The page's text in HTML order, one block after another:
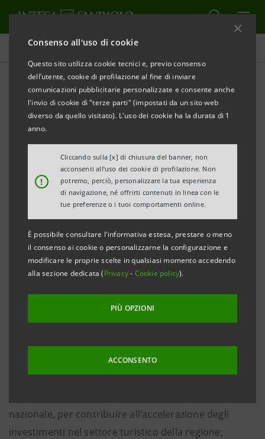
Consenso all'uso di cookie
Questo sito utilizza cookie tecnici e, previo consenso
dell’utente, cookie di profilazione al fine di inviare
comunicazioni pubblicitarie personalizzate e consente anche
l'invio di cookie di "terze parti" (impostati da un sito web
diverso da quello visitato). L'uso dei cookie ha la durata di 1
anno.
!
Cliccando sulla [x] di chiusura del banner, non
acconsenti all’uso dei cookie di profilazione. Non
potremo, perciò, personalizzare la tua esperienza
di navigazione, né offrirti contenuti in linea con le
tue preferenze o i tuoi comportamenti online.
È possibile consultare l'informativa estesa, prestare o meno
il consenso ai cookie o personalizzarne la configurazione e
modificare le proprie scelte in qualsiasi momento accedendo
alla sezione dedicata (Privacy- Cookie policy).
PIÙ OPZIONI
ACCONSENTO
Comunicati stampa
STAMPA AGGIORNA
ACCORDO TRA INTESA SANPAOLO E
FEDERALBERGHI ABRUZZO PER SOSTENERE GLI
INVESTIMENTI NEL SETTORE TURISTICO DELLA
REGIONE
· Riqualificazione, efficientamento energetico e
digitalizzazione i principali driver
· Tra le misure presentate oggi a Montesilvano
anche interventi per contrastare il caro bollette,
agevolazioni per il sistema dei pagamenti e
finanziamenti a supporto della liquidità
· Strumenti a supporto per l’accesso ai bandi
pubblici previsti dal PNRR e tra questi la
Montesilvano (Pescara), 20 marzo 2023– Intesa
Sanpaolo e Federalberghi Abruzzo hanno presentato
oggi un accordo, nell’ambito della più ampia
nazionale, per contribuire all’accelerazione degli
investimenti nel settore turistico della regione,